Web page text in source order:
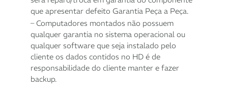
que apresentar defeito Garantia Peça a Peça.
– Computadores montados não possuem
qualquer garantia no sistema operacional ou
qualquer software que seja instalado pelo
cliente os dados contidos no HD é de
responsabilidade do cliente manter e fazer
backup.